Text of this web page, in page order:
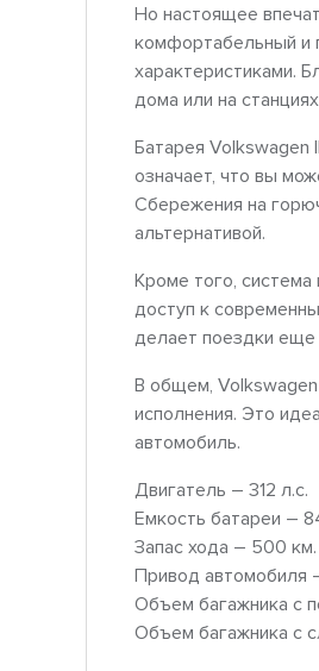
Но настоящее
комфортабельный и
характеристиками.
дома или на
Батарея Volkswagen
означает, что вы
Сбережения на
альтернативой.
Кроме того,
доступ к
делает поездки
В общем, Volkswagen
исполнения. Это
автомобиль.
Двигатель – 312 л.с.
Емкость батареи –
Запас хода – 500 км.
Привод автомобиля
Объем багажника с
Объем багажника с